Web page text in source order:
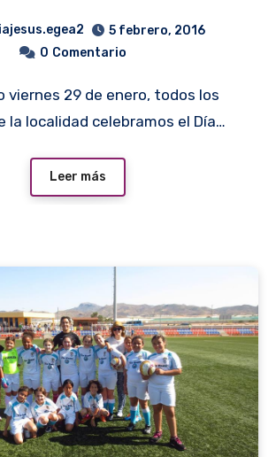
5 febrero, 2016
0 Comentario
la localidad celebramos el Día…
Leer más